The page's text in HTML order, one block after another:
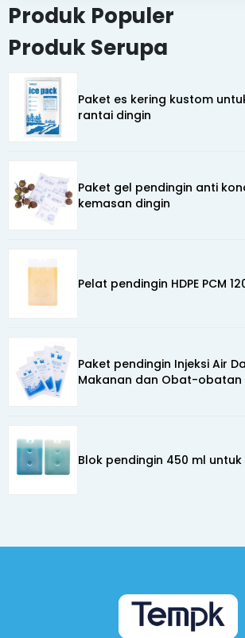
Produk Populer
Produk Serupa
Paket es kering kustom
rantai dingin
Paket gel pendingin anti
kemasan dingin
Pelat pendingin HDPE PCM
Paket pendingin Injeksi Air
Makanan dan Obat-obatan
Blok pendingin 450 ml